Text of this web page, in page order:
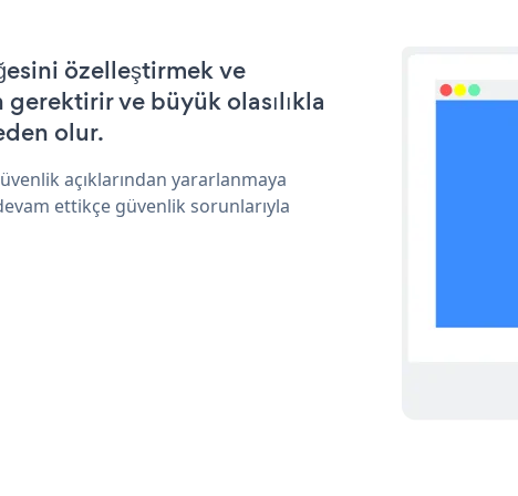
özelleştirmek ve
ve büyük olasılıkla
olur.
açıklarından yararlanmaya
ettikçe güvenlik sorunlarıyla